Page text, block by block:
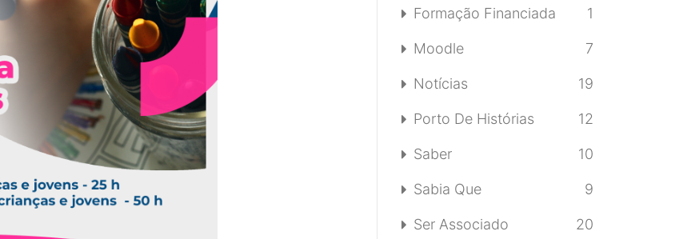
Formação Financiada 1
Moodle 7
Notícias 19
Porto De Histórias 12
Saber 10
Sabia Que 9
Ser Associado 20